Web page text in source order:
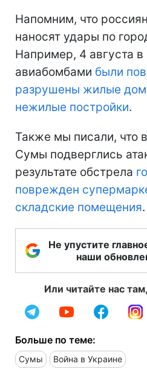
Напомним, что
наносят удары по
Например, 4 августа в
авиабомбами были
разрушены жилые
нежилые постройки.
Также мы писали, что
Сумы подверглись
результате обстрела
поврежден
складские помещения.
Не упустите
наши
Или читайте нас
Больше по теме:
Сумы Война в Украине